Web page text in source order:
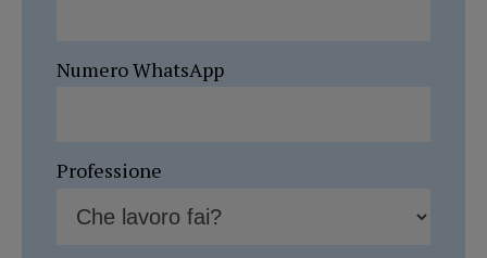
Numero WhatsApp
Professione